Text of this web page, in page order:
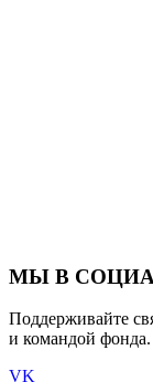
МЫ В
Поддерживайте
и командой фонда.
VK